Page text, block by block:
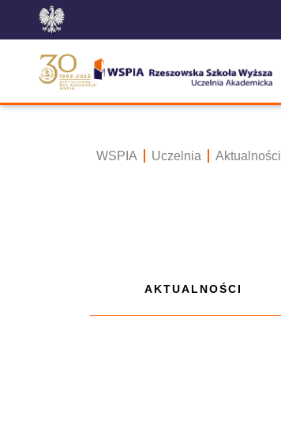
WSPIA Uczelnia Aktualności
AKTUALNOŚCI